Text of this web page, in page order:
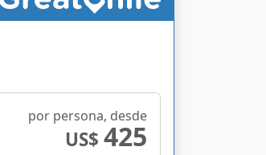
por persona, desde
US$ 425